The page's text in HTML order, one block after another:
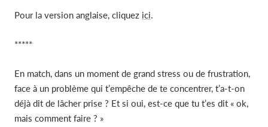
Pour la version anglaise, cliquez ici.
*****
En match, dans un moment de grand stress ou de frustration,
face à un problème qui t’empêche de te concentrer, t’a-t-on
déjà dit de lâcher prise ? Et si oui, est-ce que tu t’es dit « ok,
mais comment faire ? »